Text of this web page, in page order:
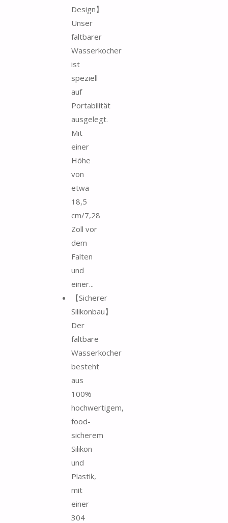
Design】
Unser
faltbarer
Wasserkocher
ist
speziell
auf
Portabilität
ausgelegt.
Mit
einer
Höhe
von
etwa
18,5
cm/7,28
Zoll vor
dem
Falten
und
einer...
【Sicherer
Silikonbau】
Der
faltbare
Wasserkocher
besteht
aus
100%
hochwertigem,
food-
sicherem
Silikon
und
Plastik,
mit
einer
304